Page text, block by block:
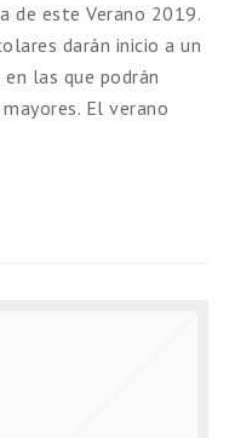
de este Verano 2019.
darán inicio a un
las que podrán
El verano